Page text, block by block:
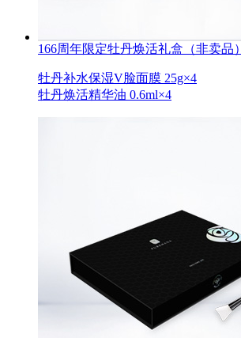
166周年限定牡丹焕活礼盒（非卖品）
牡丹补水保湿V脸面膜 25g×4
牡丹焕活精华油 0.6ml×4